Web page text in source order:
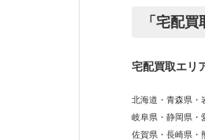
「宅配
宅配買取エリ
北海道・青森県・
岐阜県・静岡県・
佐賀県・長崎県・